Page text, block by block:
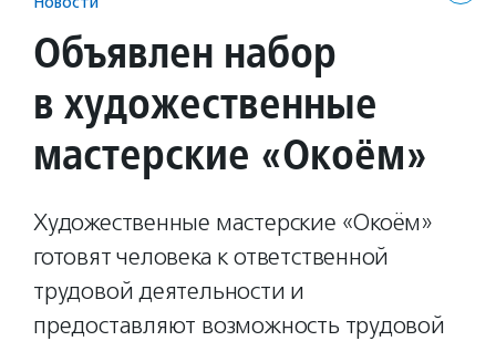
Объявлен набор
в художественные
мастерские «Окоём»
Художественные мастерские «Окоём»
готовят человека к ответственной
трудовой деятельности и
предоставляют возможность трудовой